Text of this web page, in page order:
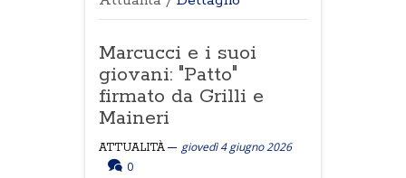
Marcucci e i suoi
giovani: "Patto"
firmato da Grilli e
Maineri
ATTUALITÀ
giovedì 4 giugno 2026
0